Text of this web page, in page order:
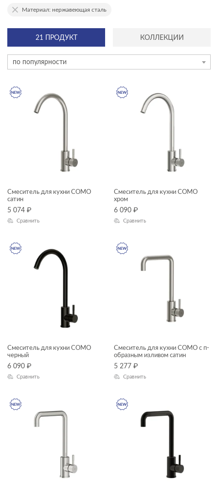
АССОРТИМЕНТ
эксклюзив
КАТЕГОРИЯ
смесители
душевое оборудование
инсталляции и комплекты
мебель для ванной
унитазы, биде, писсуары
ТИП ПРОДУКТА
душевая система
зеркала-шкафчики
кнопки для инсталляций
комплектующие для мебели
модули для шкафчиков
панели для ванн
Ширина, см
21 ПРОДУКТ КОЛЛЕКЦИИ
по популярности
Материал: нержавеющая сталь
Смеситель для кухни COMO
сатин
5 074 ₽
Сравнить
Смеситель для кухни COMO
хром
6 090 ₽
Сравнить
Смеситель для кухни COMO
черный
6 090 ₽
Сравнить
Смеситель для кухни COMO с п-
образным изливом сатин
5 277 ₽
Сравнить